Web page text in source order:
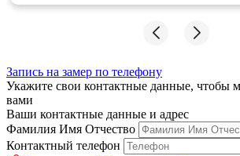
Запись на замер по телефону
Укажите свои контактные данные, чтобы
вами
Ваши контактные данные и адрес
Фамилия Имя Отчество
Контактный телефон